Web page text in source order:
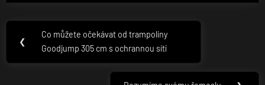
Navigace
pro
❮
Previous
Post:
Co můžete očekávat od trampolíny
Goodjump 305 cm s ochrannou sítí